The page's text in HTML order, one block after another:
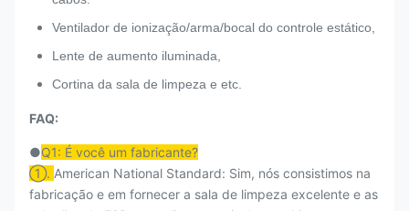
Ventilador de ionização/arma/bocal do controle estático,
Lente de aumento iluminada,
Cortina da sala de limpeza e etc.
FAQ:
●Q1: É você um fabricante?
①. American National Standard: Sim, nós consistimos na
fabricação e em fornecer a sala de limpeza excelente e as